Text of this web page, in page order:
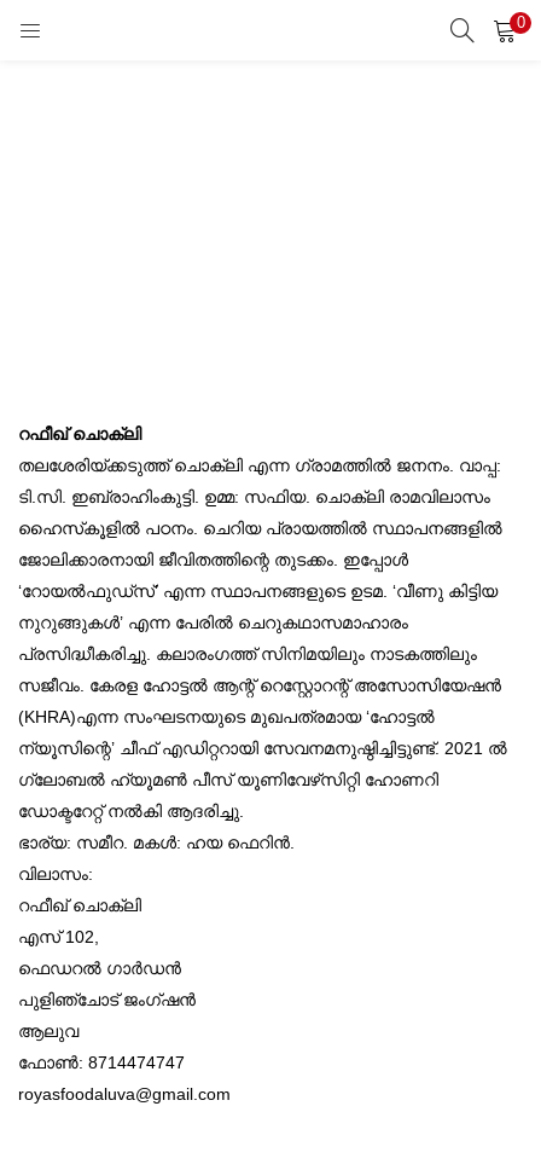
0
REGISTER
റഫീഖ് ചൊക്ലി
തലശേരിയ്ക്കടുത്ത് ചൊക്ലി എന്ന ഗ്രാമത്തില്‍ ജനനം. വാപ്പ:
ടി.സി. ഇബ്രാഹിംകുട്ടി. ഉമ്മ: സഫിയ. ചൊക്ലി രാമവിലാസം
ഹൈസ്‌കൂളില്‍ പഠനം. ചെറിയ പ്രായത്തില്‍ സ്ഥാപനങ്ങളില്‍
ജോലിക്കാരനായി ജീവിതത്തിന്റെ തുടക്കം. ഇപ്പോള്‍
‘റോയല്‍ഫുഡ്‌സ്’ എന്ന സ്ഥാപനങ്ങളുടെ ഉടമ. ‘വീണു കിട്ടിയ
നുറുങ്ങുകള്‍’ എന്ന പേരില്‍ ചെറുകഥാസമാഹാരം
പ്രസിദ്ധീകരിച്ചു. കലാരംഗത്ത് സിനിമയിലും നാടകത്തിലും
സജീവം. കേരള ഹോട്ടല്‍ ആന്റ് റെസ്റ്റോറന്റ് അസോസിയേഷന്‍
(KHRA)എന്ന സംഘടനയുടെ മുഖപത്രമായ ‘ഹോട്ടല്‍
ന്യൂസിന്റെ’ ചീഫ് എഡിറ്ററായി സേവനമനുഷ്ഠിച്ചിട്ടുണ്ട്. 2021 ല്‍
ഗ്ലോബല്‍ ഹ്യൂമണ്‍ പീസ് യൂണിവേഴ്‌സിറ്റി ഹോണറി
ഡോക്ടറേറ്റ് നല്‍കി ആദരിച്ചു.
ഭാര്യ: സമീറ. മകള്‍: ഹയ ഫെറിന്‍.
വിലാസം:
റഫീഖ് ചൊക്ലി
എസ് 102,
ഫെഡറല്‍ ഗാര്‍ഡന്‍
പുളിഞ്ചോട് ജംഗ്ഷന്‍
ആലുവ
ഫോണ്‍: 8714474747
royasfoodaluva@gmail.com